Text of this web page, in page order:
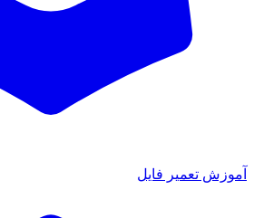
آموزش تعمیر فایل